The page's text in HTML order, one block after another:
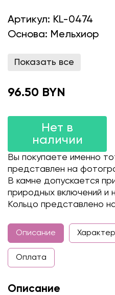
Артикул: KL-0474
Основа: Мельхиор
Показать все
96.50 BYN
Нет в
наличии
Вы покупаете именно
представлен на
В камне допускается
природных включений и
Кольцо представлено
Описание
Оплата
Описание